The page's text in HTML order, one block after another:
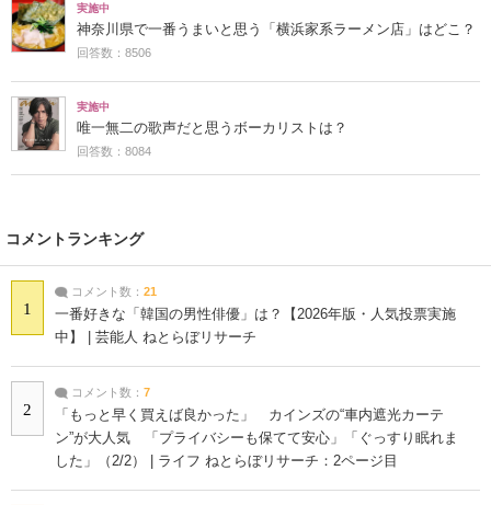
実施中
神奈川県で一番うまいと思う「横浜家系ラーメン店」はどこ？
回答数：8506
実施中
唯一無二の歌声だと思うボーカリストは？
回答数：8084
コメントランキング
1
コメント数： 21
一番好きな「韓国の男性俳優」は？【2026年版・人気投票実施
中】 | 芸能人 ねとらぼリサーチ
2
コメント数： 7
「もっと早く買えば良かった」 カインズの“車内遮光カーテ
ン”が大人気 「プライバシーも保てて安心」「ぐっすり眠れま
した」（2/2） | ライフ ねとらぼリサーチ：2ページ目